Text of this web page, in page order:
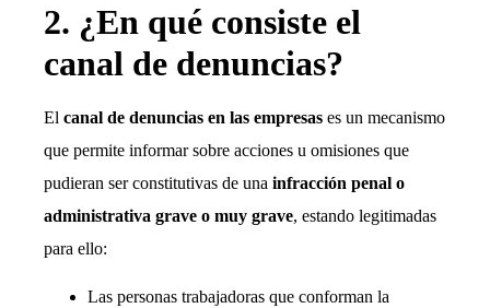
2. ¿En qué consiste el
canal de denuncias?
El canal de denuncias en las empresas es un mecanismo
que permite informar sobre acciones u omisiones que
pudieran ser constitutivas de una infracción penal o
administrativa grave o muy grave, estando legitimadas
para ello:
Las personas trabajadoras que conforman la